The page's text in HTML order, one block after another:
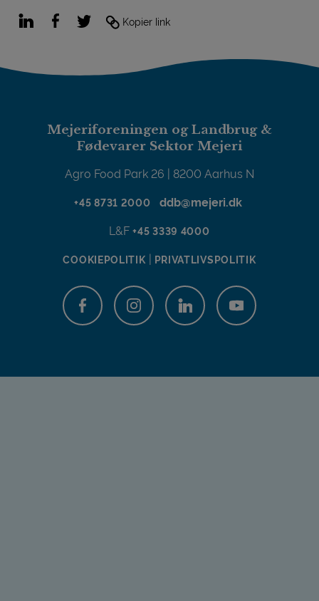
LinkedInFacebook
TwitterKopier link
Mejeriforeningen og Landbrug &
Fødevarer Sektor Mejeri
Agro Food Park 26 | 8200 Aarhus N
+45 8731 2000 ddb@mejeri.dk
L&F+45 3339 4000
COOKIEPOLITIK PRIVATLIVSPOLITIK